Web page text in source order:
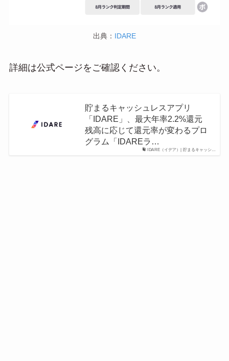
出典： IDARE
詳細は公式ページをご確認ください。
IDARE（イデア）| 貯まるキャッシ…
貯まるキャッシュレスアプリ
「IDARE」、最大年率2.2%還元
残高に応じて還元率が変わるプロ
グラム「IDAREラ…